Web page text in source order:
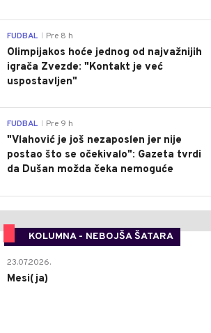
FUDBAL Pre 8 h
Olimpijakos hoće jednog od najvažnijih
igrača Zvezde: "Kontakt je već
uspostavljen"
FUDBAL Pre 9 h
"Vlahović je još nezaposlen jer nije
postao što se očekivalo": Gazeta tvrdi
da Dušan možda čeka nemoguće
KOLUMNA - NEBOJŠA ŠATARA
23.07.2026.
Mesi(ja)